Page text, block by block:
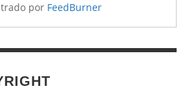
por FeedBurner